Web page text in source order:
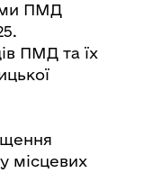
ПМД
ПМД та їх
місцевих